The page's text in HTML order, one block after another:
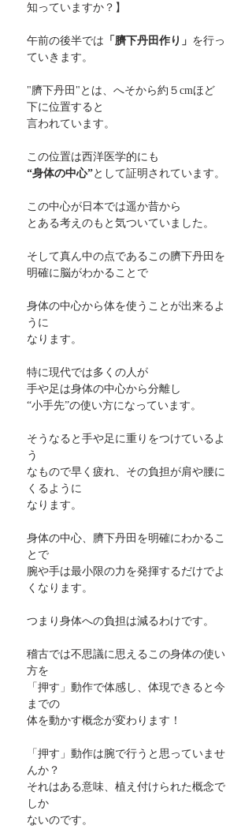
知っていますか？】
午前の後半では 「臍下丹田作り」 を行っ
ていきます。
"臍下丹田"とは、へそから約５cmほど
下に位置すると
言われています。
この位置は西洋医学的にも
“身体の中心”として証明されています。
この中心が日本では遥か昔から
とある考えのもと気ついていました。
そして真ん中の点であるこの臍下丹田を
明確に脳がわかることで
身体の中心から体を使うことが出来るよ
うに
なります。
特に現代では多くの人が
手や足は身体の中心から分離し
“小手先”の使い方になっています。
そうなると手や足に重りをつけているよ
う
なもので早く疲れ、その負担が肩や腰に
くるように
なります。
身体の中心、臍下丹田を明確にわかるこ
とで
腕や手は最小限の力を発揮するだけでよ
くなります。
つまり身体への負担は減るわけです。
稽古では不思議に思えるこの身体の使い
方を
「押す」動作で体感し、体現できると今
までの
体を動かす概念が変わります！
「押す」動作は腕で行うと思っていませ
んか？
それはある意味、植え付けられた概念で
しか
ないのです。